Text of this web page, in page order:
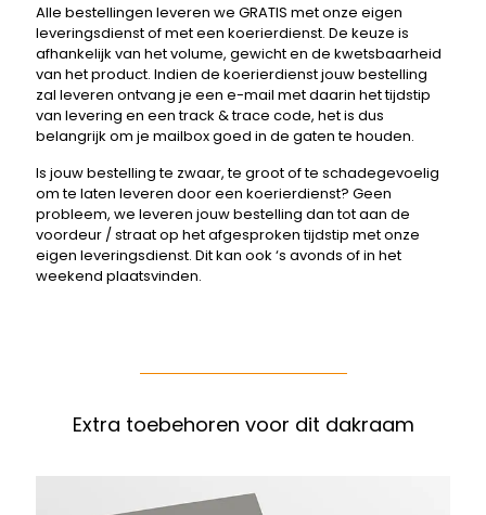
Alle bestellingen leveren we GRATIS met onze eigen
leveringsdienst of met een koerierdienst. De keuze is
afhankelijk van het volume, gewicht en de kwetsbaarheid
van het product. Indien de koerierdienst jouw bestelling
zal leveren ontvang je een e-mail met daarin het tijdstip
van levering en een track & trace code, het is dus
belangrijk om je mailbox goed in de gaten te houden.
Is jouw bestelling te zwaar, te groot of te schadegevoelig
om te laten leveren door een koerierdienst? Geen
probleem, we leveren jouw bestelling dan tot aan de
voordeur / straat op het afgesproken tijdstip met onze
eigen leveringsdienst. Dit kan ook ‘s avonds of in het
weekend plaatsvinden.
Extra toebehoren voor dit dakraam